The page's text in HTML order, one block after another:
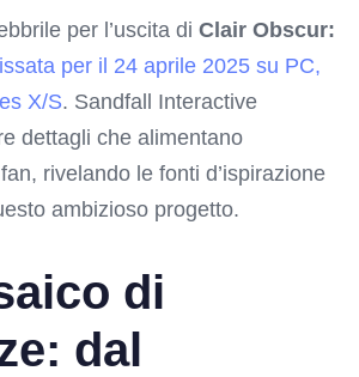
per l’uscita di Clair Obscur:
per il 24 aprile 2025 su PC,
X/S. Sandfall Interactive
dettagli che alimentano
rivelando le fonti d’ispirazione
ambizioso progetto.
di
dal